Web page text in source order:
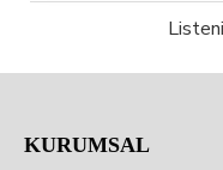
KURUMSAL